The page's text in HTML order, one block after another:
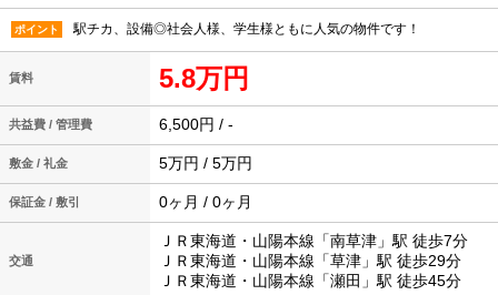
ポイント 駅チカ、設備◎社会人様、学生様ともに人気の物件です！
賃料 5.8万円
共益費 / 管理費 6,500円 / -
敷金 / 礼金 5万円 / 5万円
保証金 / 敷引 0ヶ月 / 0ヶ月
交通
ＪＲ東海道・山陽本線「南草津」駅 徒歩7分
ＪＲ東海道・山陽本線「草津」駅 徒歩29分
ＪＲ東海道・山陽本線「瀬田」駅 徒歩45分